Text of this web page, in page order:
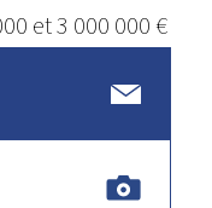
et 3 000 000 €